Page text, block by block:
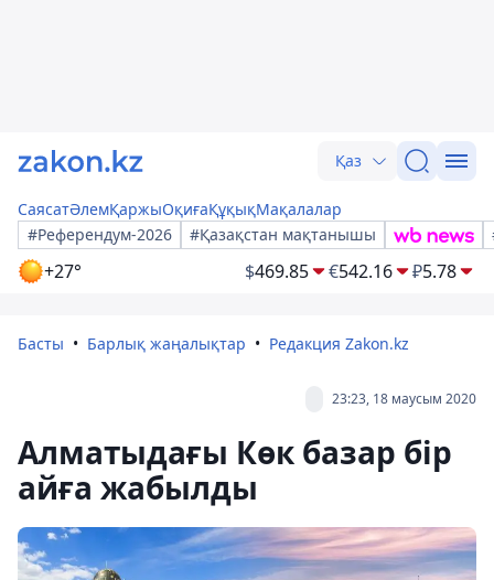
Қаз
СаясатӘлемҚаржыОқиғаҚұқықМақалалар
#Референдум-2026
#Қазақстан мақтанышы
+27° $469.85 €542.16 ₽5.78
Басты Барлық жаңалықтар Редакция Zakon.kz
23:23, 18 маусым 2020
Алматыдағы Көк базар бір
айға жабылды